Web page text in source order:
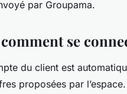
par Groupama.
se
du client est
proposées par